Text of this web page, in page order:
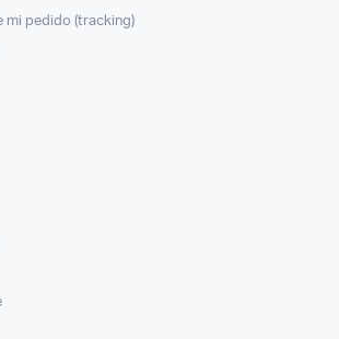
mi pedido (tracking)